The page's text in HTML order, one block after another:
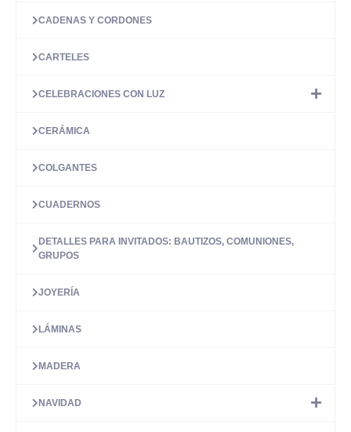
CADENAS Y CORDONES
CARTELES
CELEBRACIONES CON LUZ
CERÁMICA
COLGANTES
CUADERNOS
DETALLES PARA INVITADOS: BAUTIZOS, COMUNIONES,
GRUPOS
JOYERÍA
LÁMINAS
MADERA
NAVIDAD